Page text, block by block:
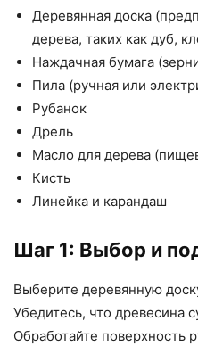
Деревянная доска
дерева, таких как дуб,
Наждачная бумага
Пила (ручная или
Рубанок
Дрель
Масло для дерева
Кисть
Линейка и карандаш
Шаг 1: Выбор и
Выберите деревянную
Убедитесь, что древесина
Обработайте поверхность